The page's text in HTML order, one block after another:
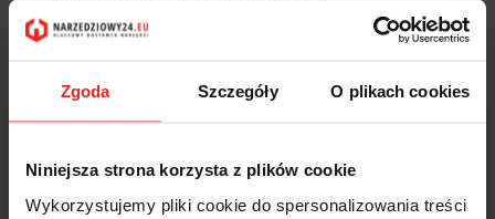
Zgoda Szczegóły O plikach cookies
Niniejsza strona korzysta z plików cookie
Wykorzystujemy pliki cookie do spersonalizowania treści
OPIS
INFORMACJE DOT.
BEZPIECZEŃSTWA